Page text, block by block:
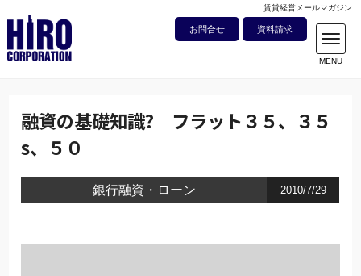
賃貸経営メールマガジン
お問合せ 資料請求
融資の基礎知識? フラット３５、３５
s、５０
銀行融資・ローン 2010/7/29